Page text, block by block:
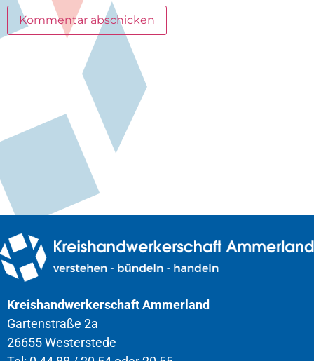
Kreishandwerkerschaft Ammerland
Gartenstraße 2a
26655 Westerstede